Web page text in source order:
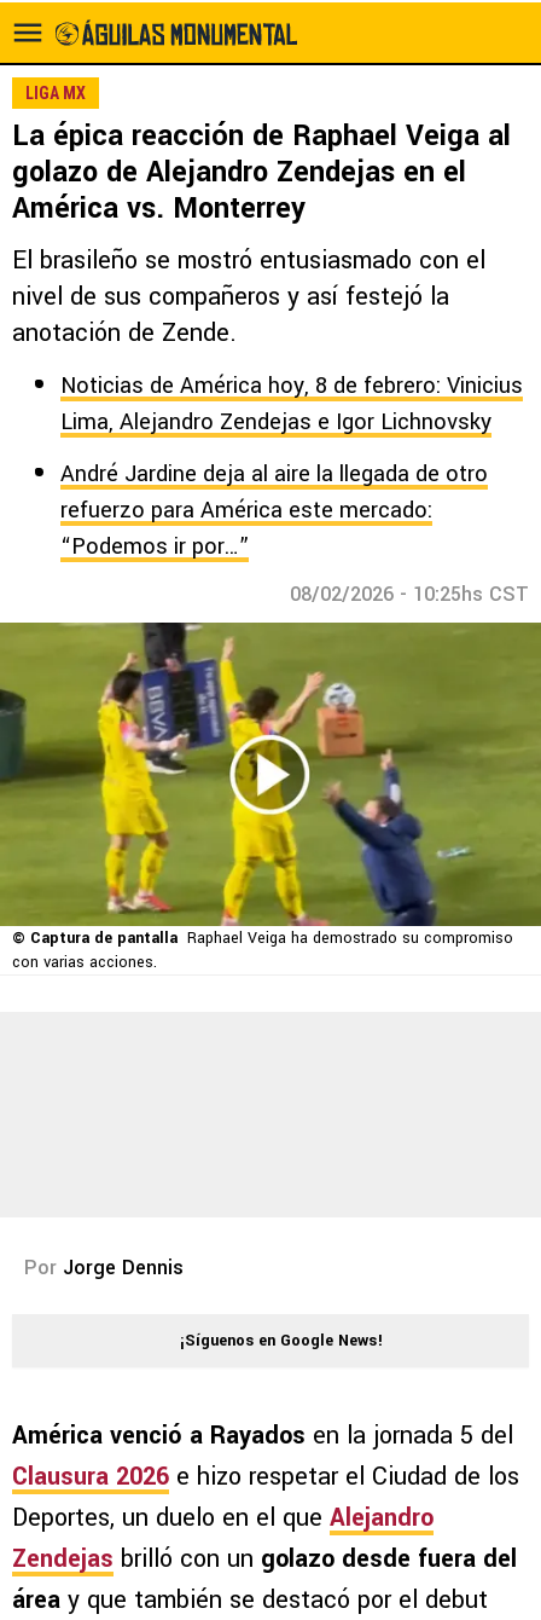
LIGA MX
La épica reacción de Raphael Veiga al
golazo de Alejandro Zendejas en el
América vs. Monterrey
El brasileño se mostró entusiasmado con el
nivel de sus compañeros y así festejó la
anotación de Zende.
Noticias de América hoy, 8 de febrero: Vinicius
Lima, Alejandro Zendejas e Igor Lichnovsky
André Jardine deja al aire la llegada de otro
refuerzo para América este mercado:
“Podemos ir por…”
08/02/2026 - 10:25hs CST
© Captura de pantalla Raphael Veiga ha demostrado su compromiso
con varias acciones.
Por Jorge Dennis
¡Síguenos en Google News!
América venció a Rayados en la jornada 5 del
Clausura 2026 e hizo respetar el Ciudad de los
Deportes, un duelo en el que Alejandro
Zendejas brilló con un golazo desde fuera del
área y que también se destacó por el debut